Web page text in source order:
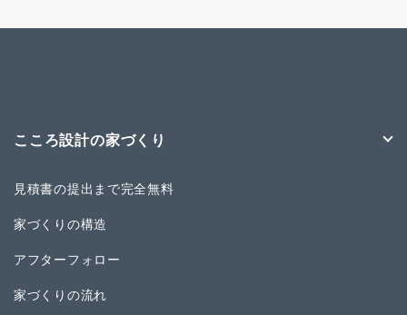
こころ設計の家づくり
見積書の提出まで完全無料
家づくりの構造
アフターフォロー
家づくりの流れ